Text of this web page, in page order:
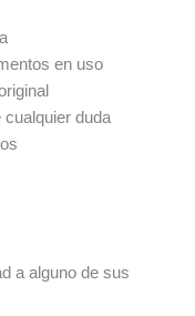
en uso
cualquier duda
a alguno de sus